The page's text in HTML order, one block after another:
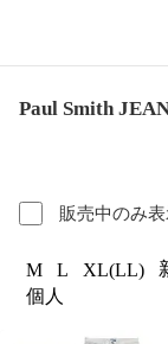
Paul Smith
販売中のみ
M L XL(LL)
個人